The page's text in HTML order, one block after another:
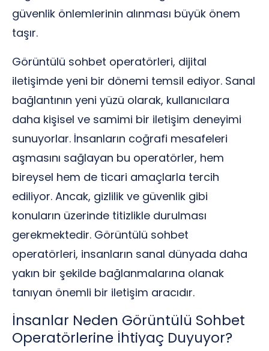
güvenlik önlemlerinin alınması büyük önem
taşır.
Görüntülü sohbet operatörleri, dijital
iletişimde yeni bir dönemi temsil ediyor. Sanal
bağlantının yeni yüzü olarak, kullanıcılara
daha kişisel ve samimi bir iletişim deneyimi
sunuyorlar. İnsanların coğrafi mesafeleri
aşmasını sağlayan bu operatörler, hem
bireysel hem de ticari amaçlarla tercih
ediliyor. Ancak, gizlilik ve güvenlik gibi
konuların üzerinde titizlikle durulması
gerekmektedir. Görüntülü sohbet
operatörleri, insanların sanal dünyada daha
yakın bir şekilde bağlanmalarına olanak
tanıyan önemli bir iletişim aracıdır.
İnsanlar Neden Görüntülü Sohbet
Operatörlerine İhtiyaç Duyuyor?